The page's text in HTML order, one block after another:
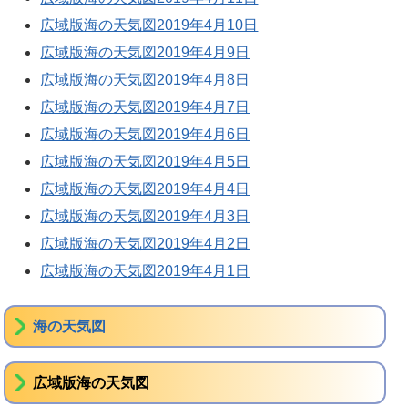
広域版海の天気図2019年4月10日
広域版海の天気図2019年4月9日
広域版海の天気図2019年4月8日
広域版海の天気図2019年4月7日
広域版海の天気図2019年4月6日
広域版海の天気図2019年4月5日
広域版海の天気図2019年4月4日
広域版海の天気図2019年4月3日
広域版海の天気図2019年4月2日
広域版海の天気図2019年4月1日
海の天気図
広域版海の天気図